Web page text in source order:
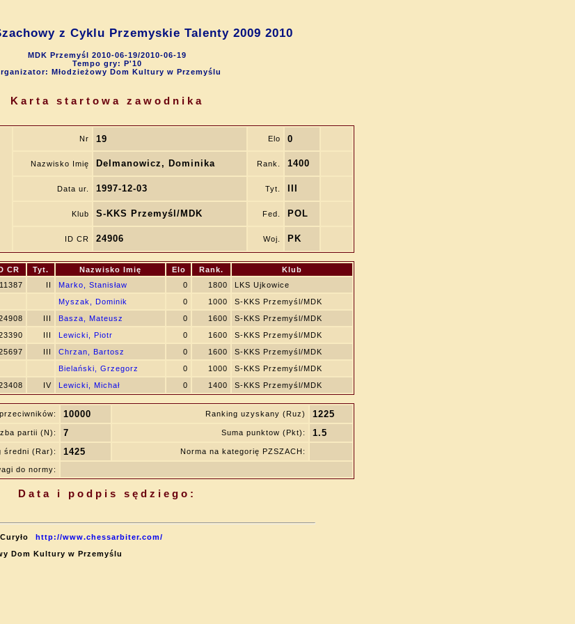
z Cyklu Przemyskie Talenty 2009 2010
MDK Przemyśl 2010-06-19/2010-06-19
Tempo gry: P'10
Młodzieżowy Dom Kultury w Przemyślu
Karta startowa zawodnika
Nr 19 Elo 0
Nazwisko Imię Delmanowicz, Dominika Rank. 1400
Data ur. 1997-12-03 Tyt.
Klub S-KKS Przemyśl/MDK Fed. POL
ID CR 24906 Woj. PK
CR Tyt. Nazwisko Imię Elo Rank.
Klub
11387 II Marko, Stanisław 0 1800
LKS Ujkowice
Myszak, Dominik 0 1000
S-KKS Przemyśl/MDK
III Basza, Mateusz 0 1600
S-KKS Przemyśl/MDK
III Lewicki, Piotr 0 1600
S-KKS Przemyśl/MDK
III Chrzan, Bartosz 0 1600
S-KKS Przemyśl/MDK
Bielański, Grzegorz 0 1000
S-KKS Przemyśl/MDK
IV Lewicki, Michał 0 1400 S-KKS Przemyśl/MDK
10000 Ranking uzyskany (Ruz) 1225
partii (N): 7 Suma punktow (Pkt): 1.5
średni (Rar): 1425 Norma na kategorię PZSZACH:
do normy:
Data i podpis sędziego:
http://www.chessarbiter.com/
Dom Kultury w Przemyślu